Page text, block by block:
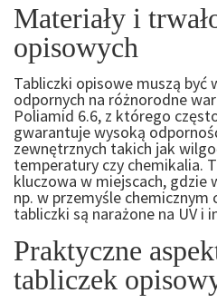
Materiały i
opisowych
Tabliczki opisowe muszą być
odpornych na różnorodne
Poliamid 6.6, z którego
gwarantuje wysoką
zewnętrznych takich jak
temperatury czy chemikalia.
kluczowa w miejscach, gdzie
np. w przemyśle chemicznym
tabliczki są narażone na UV i
Praktyczne
tabliczek